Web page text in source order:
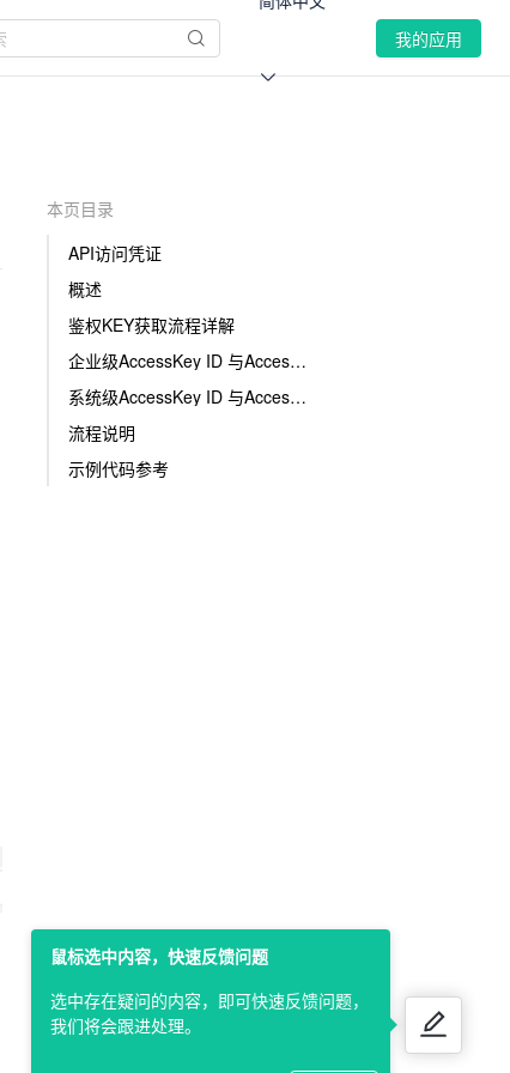
我的应用
本页目录
API访问凭证
概述
鉴权KEY获取流程详解
企业级AccessKey ID 与AccessKey Secret获取方法
系统级AccessKey ID 与AccessKey Secret获取方法
流程说明
示例代码参考
鼠标选中内容，快速反馈问题
选中存在疑问的内容，即可快速反馈问题，
我们将会跟进处理。